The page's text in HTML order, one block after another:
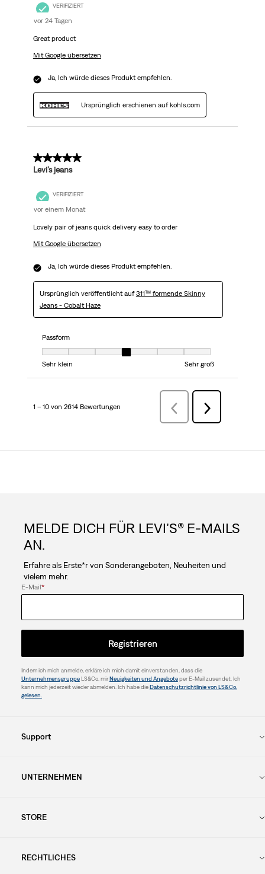
VERIFIZIERT
vor 24 Tagen
Great product
Mit Google übersetzen
Ja, Ich würde dieses Produkt empfehlen.
Ursprünglich erschienen auf kohls.com
5 von 5 Sternen.
Levi’s jeans
VERIFIZIERT
vor einem Monat
Lovely pair of jeans quick delivery easy to order
Mit Google übersetzen
Ja, Ich würde dieses Produkt empfehlen.
Ursprünglich veröffentlicht auf311™ formende Skinny
Jeans - Cobalt Haze
Passform
Passform, 4 von 7, wobei 1 gleich Sehr klein ist und 7 gleich Sehr groß
Sehr klein
Sehr groß
1 – 10 von 2614 Bewertungen ZurückBewertungen
Weiter
Bewertungen
MELDE DICH FÜR LEVI’S® E-MAILS
AN.
Erfahre als Erste*r von Sonderangeboten, Neuheiten und
vielem mehr.
E-Mail*
Registrieren
Indem ich mich anmelde, erkläre ich mich damit einverstanden, dass die
UnternehmensgruppeLS&Co. mir Neuigkeiten und Angeboteper E-Mail zusendet. Ich
kann mich jederzeit wieder abmelden. Ich habe die Datenschutzrichtlinie von LS&Co.
gelesen.
Support
UNTERNEHMEN
STORE
RECHTLICHES